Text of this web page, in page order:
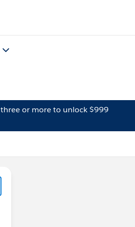
three or more to unlock $999